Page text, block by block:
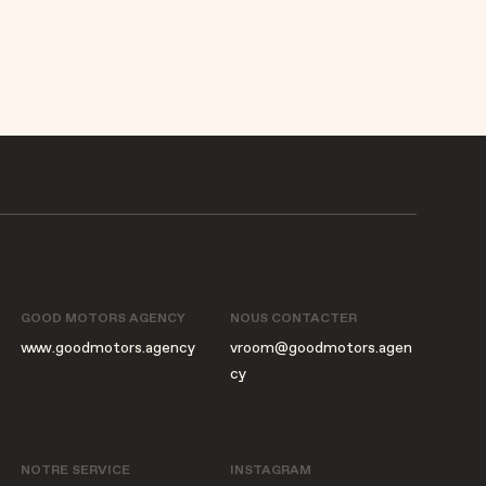
GOOD MOTORS AGENCY
www.goodmotors.agency
NOUS CONTACTER
vroom@goodmotors.agen
cy
NOTRE SERVICE INSTAGRAM